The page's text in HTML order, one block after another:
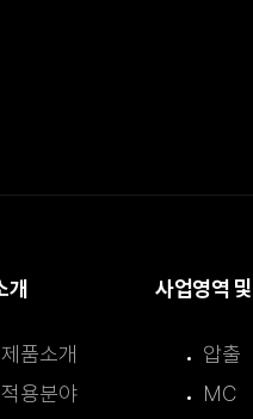
개
제품소개
적용분야
사업영역
압출
MC